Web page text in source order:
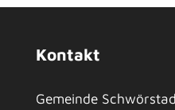
Kontakt
Gemeinde